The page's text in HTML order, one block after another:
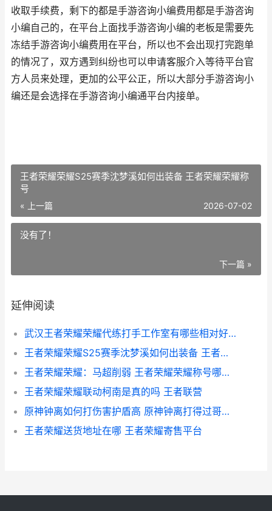
收取手续费，剩下的都是手游咨询小编费用都是手游咨询
小编自己的，在平台上面找手游咨询小编的老板是需要先
冻结手游咨询小编费用在平台，所以也不会出现打完跑单
的情况了，双方遇到纠纷也可以申请客服介入等待平台官
方人员来处理，更加的公平公正，所以大部分手游咨询小
编还是会选择在手游咨询小编通平台内接单。
王者荣耀荣耀S25赛季沈梦溪如何出装备 王者荣耀荣耀称
号
« 上一篇 2026-07-02
没有了！
下一篇 »
延伸阅读
武汉王者荣耀荣耀代练打手工作室有哪些相对好 武汉王者荣耀俱乐部有哪些
王者荣耀荣耀S25赛季沈梦溪如何出装备 王者荣耀荣耀称号
王者荣耀荣耀：马超削弱 王者荣耀荣耀称号哪个含金量最高
王者荣耀荣耀联动柯南是真的吗 王者联营
原神钟离如何打伤害护盾高 原神钟离打得过哥斯拉吗
王者荣耀送货地址在哪 王者荣耀寄售平台